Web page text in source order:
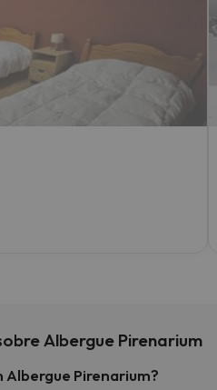
Albergue Pirenarium
Pirenarium?